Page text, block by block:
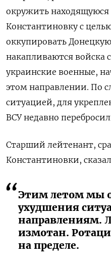
окружить находящуюся
Константиновку с
оккупировать
накапливаются войска
украинские военные,
этом направлении. По
ситуацией, для
ВСУ недавно
Старший лейтенант,
Константиновки, сказал
Этим летом мы
ухудшения
направлениям.
измотан.
на пределе.